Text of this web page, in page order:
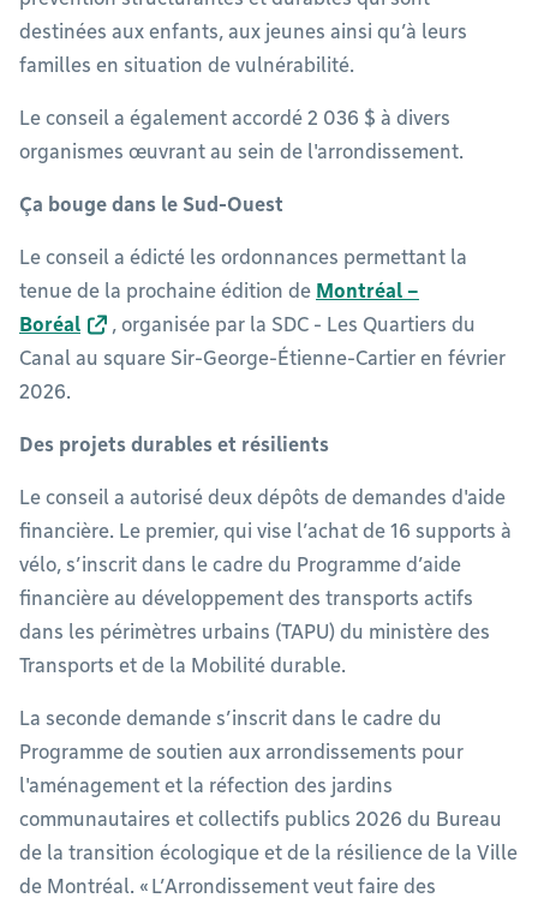
destinées aux enfants, aux jeunes ainsi qu’à leurs
familles en situation de vulnérabilité.
Le conseil a également accordé 2 036 $ à divers
organismes œuvrant au sein de l'arrondissement.
Ça bouge dans le Sud-Ouest
Le conseil a édicté les ordonnances permettant la
tenue de la prochaine édition de Montréal –
Boréal
, organisée par la SDC - Les Quartiers du
Canal au square Sir-George-Étienne-Cartier en février
2026.
Des projets durables et résilients
Le conseil a autorisé deux dépôts de demandes d'aide
financière. Le premier, qui vise l’achat de 16 supports à
vélo, s’inscrit dans le cadre du Programme d’aide
financière au développement des transports actifs
dans les périmètres urbains (TAPU) du ministère des
Transports et de la Mobilité durable.
La seconde demande s’inscrit dans le cadre du
Programme de soutien aux arrondissements pour
l'aménagement et la réfection des jardins
communautaires et collectifs publics 2026 du Bureau
de la transition écologique et de la résilience de la Ville
de Montréal. « L’Arrondissement veut faire des